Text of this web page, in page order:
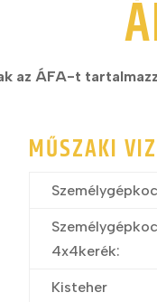
az ÁFA-t
MŰSZAKI
4x4kerék:
Kisteher